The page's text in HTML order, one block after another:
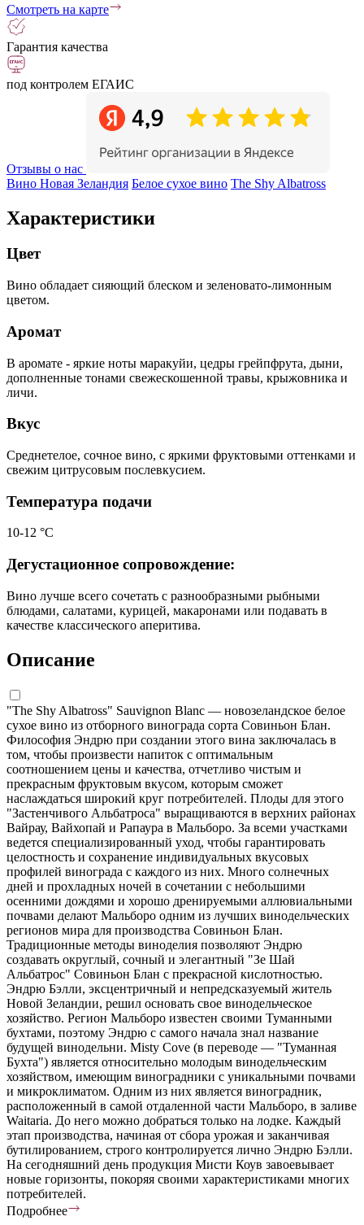
Смотреть на карте
Гарантия качества
под контролем ЕГАИС
Отзывы о нас
Вино Новая Зеландия Белое сухое вино The Shy Albatross
Характеристики
Цвет
Вино обладает сияющий блеском и зеленовато-лимонным
цветом.
Аромат
В аромате - яркие ноты маракуйи, цедры грейпфрута, дыни,
дополненные тонами свежескошенной травы, крыжовника и
личи.
Вкус
Среднетелое, сочное вино, с яркими фруктовыми оттенками и
свежим цитрусовым послевкусием.
Температура подачи
10-12 °С
Дегустационное сопровождение:
Вино лучше всего сочетать с разнообразными рыбными
блюдами, салатами, курицей, макаронами или подавать в
качестве классического аперитива.
Описание
"The Shy Albatross" Sauvignon Blanc — новозеландское белое
сухое вино из отборного винограда сорта Совиньон Блан.
Философия Эндрю при создании этого вина заключалась в
том, чтобы произвести напиток с оптимальным
соотношением цены и качества, отчетливо чистым и
прекрасным фруктовым вкусом, которым сможет
наслаждаться широкий круг потребителей. Плоды для этого
"Застенчивого Альбатроса" выращиваются в верхних районах
Вайрау, Вайхопай и Рапаура в Мальборо. За всеми участками
ведется специализированный уход, чтобы гарантировать
целостность и сохранение индивидуальных вкусовых
профилей винограда с каждого из них. Много солнечных
дней и прохладных ночей в сочетании с небольшими
осенними дождями и хорошо дренируемыми аллювиальными
почвами делают Мальборо одним из лучших винодельческих
регионов мира для производства Совиньон Блан.
Традиционные методы виноделия позволяют Эндрю
создавать округлый, сочный и элегантный "Зе Шай
Альбатрос" Совиньон Блан с прекрасной кислотностью.
Эндрю Бэлли, эксцентричный и непредсказуемый житель
Новой Зеландии, решил основать свое винодельческое
хозяйство. Регион Мальборо известен своими Туманными
бухтами, поэтому Эндрю с самого начала знал название
будущей винодельни. Misty Cove (в переводе — "Туманная
Бухта") является относительно молодым винодельческим
хозяйством, имеющим виноградники с уникальными почвами
и микроклиматом. Одним из них является виноградник,
расположенный в самой отдаленной части Мальборо, в заливе
Waitaria. До него можно добраться только на лодке. Каждый
этап производства, начиная от сбора урожая и заканчивая
бутилированием, строго контролируется лично Эндрю Бэлли.
На сегодняшний день продукция Мисти Коув завоевывает
новые горизонты, покоряя своими характеристиками многих
потребителей.
Подробнее